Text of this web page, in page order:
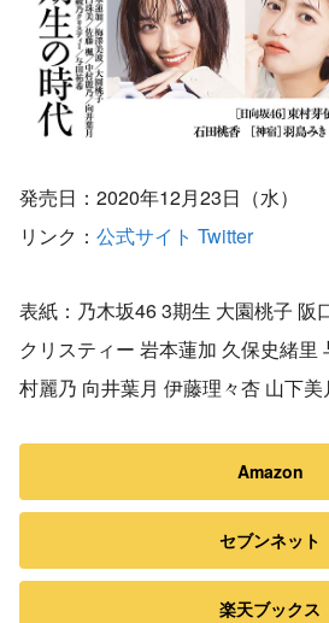
発売日：2020年12月23日（水）
リンク： 公式サイト Twitter
表紙：乃木坂46 3期生 大園桃子 阪
クリスティー 岩本蓮加 久保史緒里
村麗乃 向井葉月 伊藤理々杏 山下美
Amazon
セブンネット
楽天ブックス